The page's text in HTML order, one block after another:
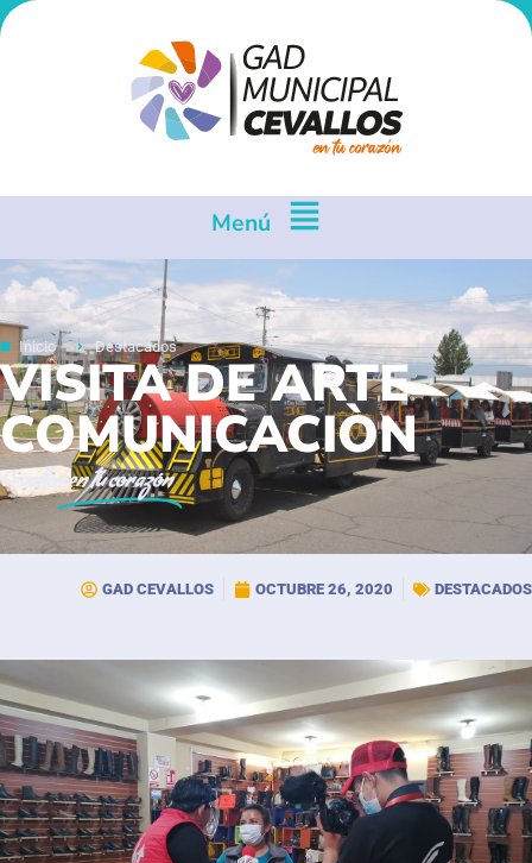
Menú
Inicio Destacados
VISITA DE ARTE
COMUNICACIÒN
Cevallosen tu corazón
GAD CEVALLOS OCTUBRE 26, 2020 DESTACADOS